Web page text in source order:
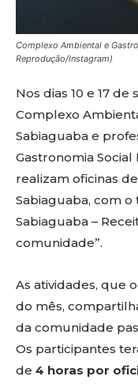
Complexo Ambiental e
Reprodução/Instagram)
Nos dias 10 e 17
Complexo
Sabiaguaba e
Gastronomia Social
realizam oficinas
Sabiaguaba, com o
Sabiaguaba –
comunidade”.
As atividades, que
do mês,
da comunidade
Os participantes
de 4 horas por